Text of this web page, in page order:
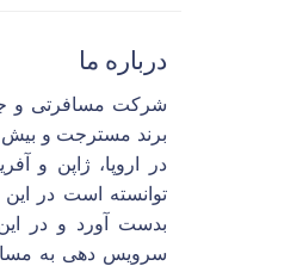
درباره ما
شرکت مسافرتی و
در اروپا، ژاپن و
توانسته است در
بدست آورد و در
سرویس دهی به